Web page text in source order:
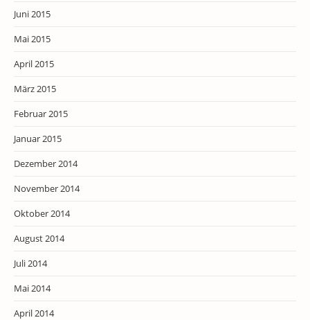
Juni 2015
Mai 2015
April 2015
März 2015
Februar 2015
Januar 2015
Dezember 2014
November 2014
Oktober 2014
August 2014
Juli 2014
Mai 2014
April 2014